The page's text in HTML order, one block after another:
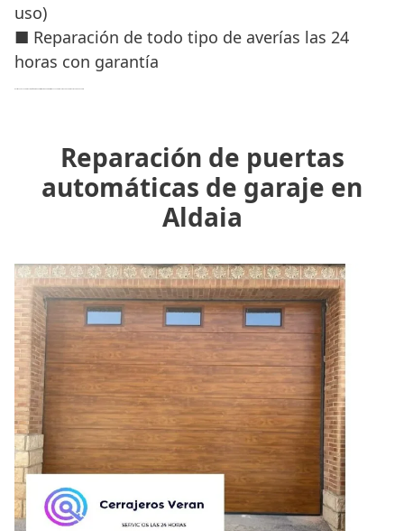
uso)
■ Reparación de todo tipo de averías las 24
horas con garantía
Reparación de puertas
automáticas de garaje en
Aldaia